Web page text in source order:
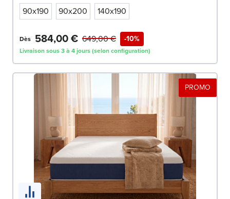
90x190 90x200 140x190
Dès 584,00 € -10%
649,00 €
Livraison sous 3 à 4 jours (selon configuration)
PROMO